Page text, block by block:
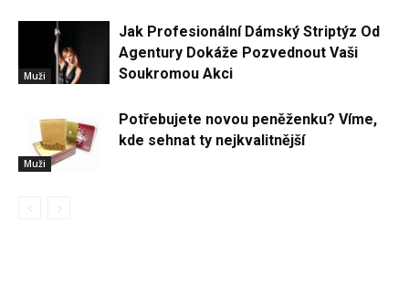
Muži
Jak Profesionální Dámský Striptýz Od
Agentury Dokáže Pozvednout Vaši
Soukromou Akci
Muži
Potřebujete novou peněženku? Víme,
kde sehnat ty nejkvalitnější